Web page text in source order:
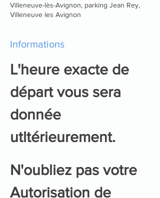
Villeneuve-lès-Avignon, parking Jean Rey,
Villeneuve les Avignon
Informations
L'heure exacte de
départ vous sera
donnée
utltérieurement.
N'oubliez pas votre
Autorisation de